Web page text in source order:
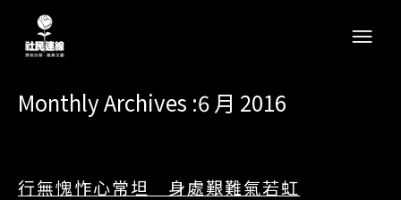
Monthly Archives :6 月 2016
行無愧怍心常坦 身處艱難氣若虹